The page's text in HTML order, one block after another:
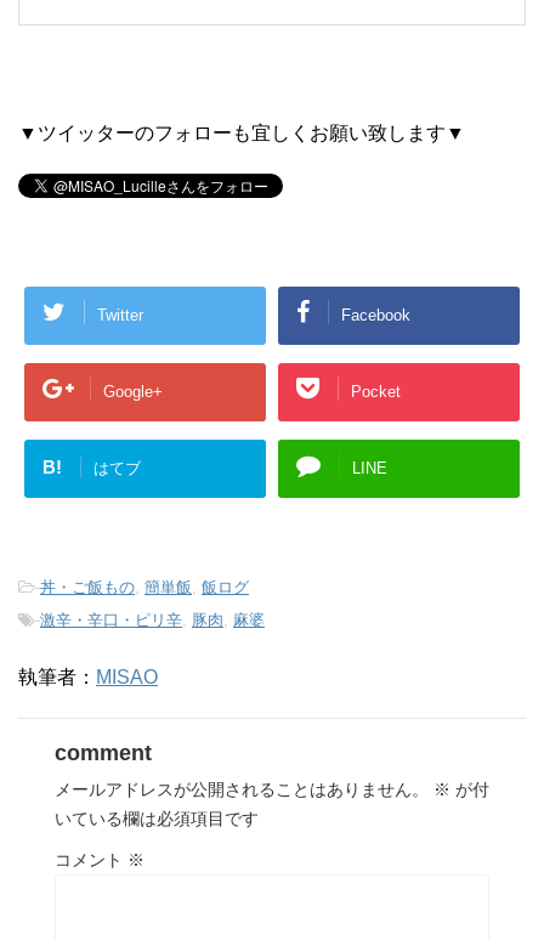
▼ツイッターのフォローも宜しくお願い致します▼
Twitter Facebook
Google+ Pocket
B! はてブ LINE
-丼・ご飯もの 簡単飯 飯ログ
-激辛・辛口・ピリ辛 豚肉 麻婆
執筆者： MISAO
comment
メールアドレスが公開されることはありません。 ※ が付
いている欄は必須項目です
コメント ※